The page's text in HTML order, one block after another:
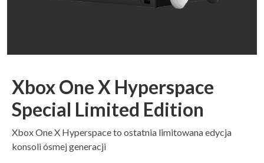
Xbox One X Hyperspace
Special Limited Edition
Xbox One X Hyperspace to ostatnia limitowana edycja
konsoli ósmej generacji